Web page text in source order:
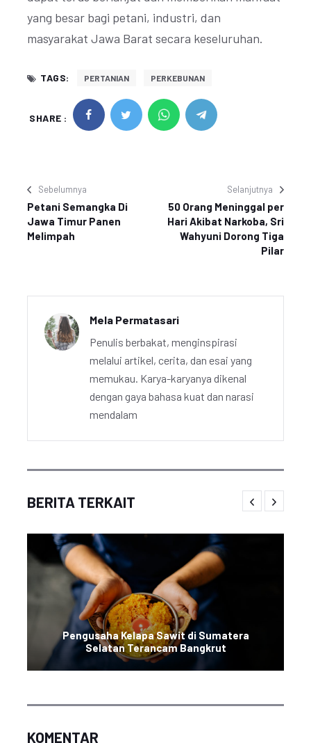
yang besar bagi petani, industri, dan
masyarakat Jawa Barat secara keseluruhan.
TAGS: PERTANIAN PERKEBUNAN
SHARE :
Sebelumnya
Petani Semangka Di
Jawa Timur Panen
Melimpah
Selanjutnya
50 Orang Meninggal per
Hari Akibat Narkoba, Sri
Wahyuni Dorong Tiga
Pilar
Mela Permatasari
Penulis berbakat, menginspirasi
melalui artikel, cerita, dan esai yang
memukau. Karya-karyanya dikenal
dengan gaya bahasa kuat dan narasi
mendalam
BERITA TERKAIT
Pengusaha Kelapa Sawit di Sumatera
Selatan Terancam Bangkrut
KOMENTAR